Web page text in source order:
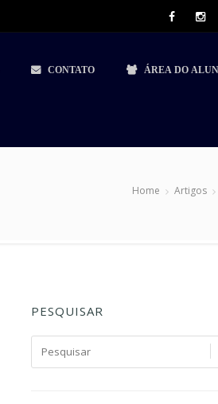
CONTATO ÁREA DO
Home Artigos
PESQUISAR